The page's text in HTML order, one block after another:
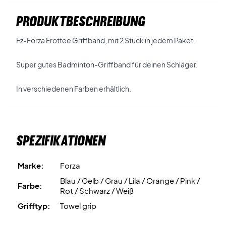
PRODUKTBESCHREIBUNG
Fz-Forza Frottee Griffband, mit 2 Stück in jedem Paket.
Super gutes Badminton-Griffband für deinen Schläger.
In verschiedenen Farben erhältlich.
Spezifikationen
Marke: Forza
Farbe:
Blau / Gelb / Grau / Lila / Orange / Pink /
Rot / Schwarz / Weiß
Grifftyp:
Towel grip